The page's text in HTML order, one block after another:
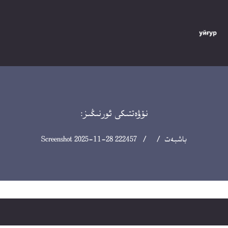
نۆۋەتتىكى ئورنىڭىز:
باشبەت / / Screenshot 2025-11-28 222457